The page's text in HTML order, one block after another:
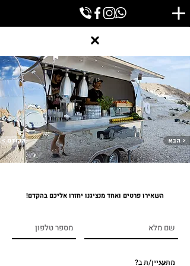
< הקודם הבא >
השאירו פרטים ואחד מנציגנו יחזרו אליכם בהקדם!